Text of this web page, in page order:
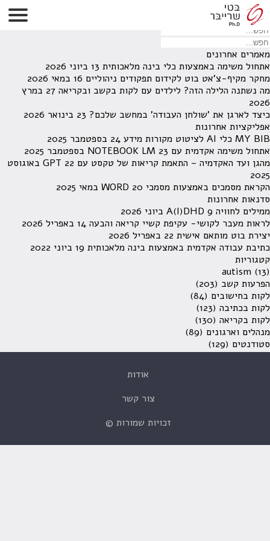
לא נמצאו תוצאות תחת קטגוריה זו.
מחפש משהו מסויים? השתמש בחיפוש
מאמרים אחרונים
אתחול משימה באמצעות כלי בינה מלאכותית 13 ביוני 2026
מחקר מקיף-צ'אט בוט לקידום תפקודים ניהוליים 16 במאי 2026
מה נשתנה הלילה הזה? לילדים עם לקות בקשב ובקריאה
27 במרץ
2026
כיצד לארגן את 'שולחן העבודה' במחשב שלכם? 23 בינואר 2026
אפליקציות אחרונות
MY BIB כלי AI לציטוט מקורות מידע
24 בספטמבר 2025
אתחול משימה אקדמית עם NOTEBOOK LM 23 בספטמבר 2025
מהגן ועד האקדמיה – התאמת קריאות של טקסט עם GPT
22 באוגוסט
2025
הקראת מסמכים באמצעות מסמכי WORD 20 במאי 2025
סדנאות אחרונות
ממילים לחוויה A(I)DHD 9 ביוני 2026
לראות מעבר לקושי- עקיפת קשיי קריאה והבעה 14 באפריל 2026
יצירת בוט מותאם אישית 22 באפריל 2026
כתיבת עבודה אקדמית באמצעות בינה מלאכותית 19 ביוני 2022
קטגוריות
autism (13)
הפרעות קשב (203)
לקות בחישובים (84)
לקות בכתיבה (123)
לקות בקריאה (130)
מנהלים וארגונים (89)
סטודנטים (129)
אודות
צור קשר
זכויות שמורות ©